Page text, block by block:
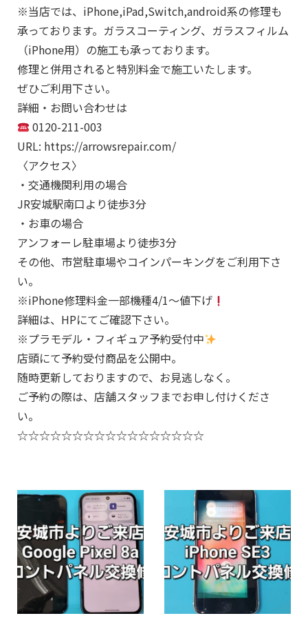
※当店では、iPhone,iPad,Switch,android系の修理も
承っております。ガラスコーティング、ガラスフィルム
（iPhone用）の施工も承っております。
修理と併用されると特別料金で施工いたします。
ぜひご利用下さい。
詳細・お問い合わせは
0120-211-003
URL: https://arrowsrepair.com/
〈アクセス〉
・交通機関利用の場合
JR安城駅南口より徒歩3分
・お車の場合
アンフォーレ駐車場より徒歩3分
その他、市営駐車場やコインパーキングをご利用下さ
い。
※iPhone修理料金一部機種4/1～値下げ
詳細は、HPにてご確認下さい。
※プラモデル・フィギュア予約受付中
店頭にて予約受付商品を公開中。
随時更新しておりますので、お見逃しなく。
ご予約の際は、店舗スタッフまでお申し付けくださ
い。
☆☆☆☆☆☆☆☆☆☆☆☆☆☆☆☆☆